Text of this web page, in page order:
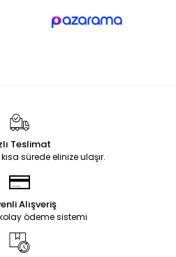
Teslimat
sürede elinize ulaşır.
Alışveriş
ödeme sistemi